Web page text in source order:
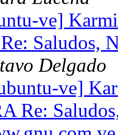
ve]
Saludos,
Delgado
ve]
Re: